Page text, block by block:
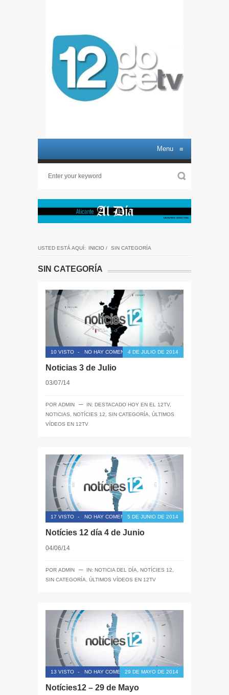
Menu ≡
USTED ESTÁ AQUÍ: INICIO / SIN CATEGORÍA
SIN CATEGORÍA
10 VISTO - NO HAY COMENTARIOS4 DE JULIO DE 2014
Noticias 3 de Julio
03/07/14
POR ADMIN ─ IN: DESTACADO HOY EN EL 12TV,
NOTICIAS, NOTÍCIES 12, SIN CATEGORÍA, ÚLTIMOS
VÍDEOS EN 12TV
17 VISTO - NO HAY COMENTARIOS5 DE JUNIO DE 2014
Notícies 12 día 4 de Junio
04/06/14
POR ADMIN ─ IN: NOTICIA DEL DÍA NOTÍCIES 12
SIN CATEGORÍA
ÚLTIMOS VÍDEOS EN 12TV
13 VISTO - NO HAY COMENTARIOS29 DE MAYO DE 2014
Notícies12 – 29 de Mayo